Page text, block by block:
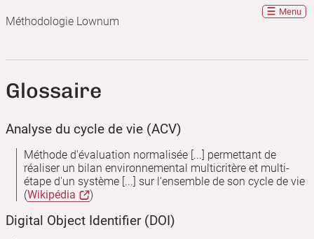
Méthodologie Lownum
Menu
Glossaire
Analyse du cycle de vie (ACV)
Méthode d'évaluation normalisée [...] permettant de
réaliser un bilan environnemental multicritère et multi-
étape d'un système [...] sur l'ensemble de son cycle de vie
(Wikipédia )
Digital Object Identifier (DOI)